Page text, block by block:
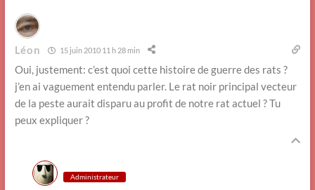
Léon 15 juin 2010 11 h 28 min
Oui, justement: c’est quoi cette histoire de guerre des rats ?
j’en ai vaguement entendu parler. Le rat noir principal vecteur
de la peste aurait disparu au profit de notre rat actuel ? Tu
peux expliquer ?
Administrateur